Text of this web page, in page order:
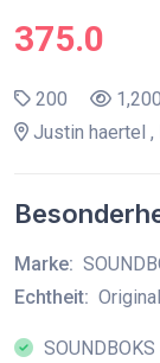
375.0
200
Justin haertel
Marke:
Echtheit: Original